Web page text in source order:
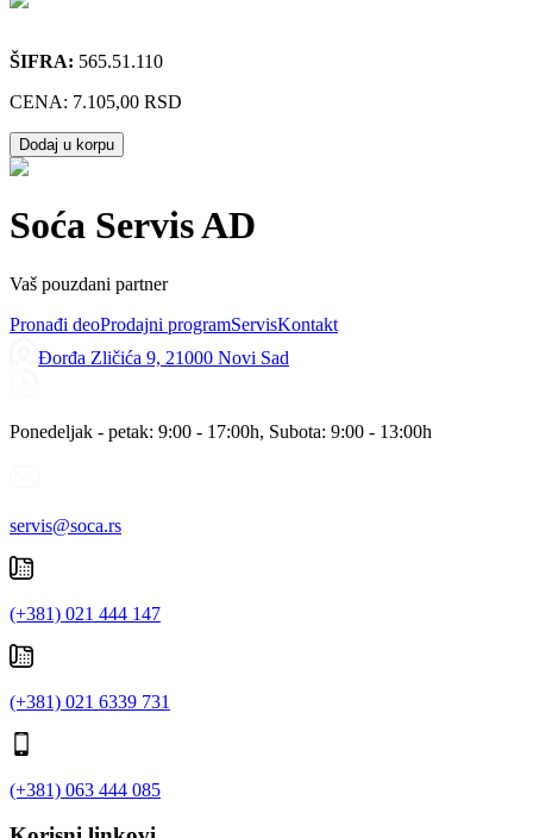
ŠIFRA: 565.51.110
CENA: 7.105,00 RSD
Dodaj u korpu
Soća Servis AD
Vaš pouzdani partner
Pronađi deoProdajni programServisKontakt
Đorđa Zličića 9, 21000 Novi Sad
Ponedeljak - petak: 9:00 - 17:00h, Subota: 9:00 - 13:00h
servis@soca.rs
(+381) 021 444 147
(+381) 021 6339 731
(+381) 063 444 085